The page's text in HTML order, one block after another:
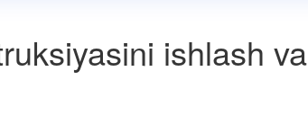
ishlash va